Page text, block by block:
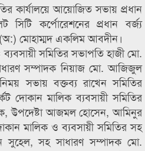
কার্যালয়ে আয়োজিত সভায় প্রধান
সিটি কর্পোরেশনের প্রধান বর্জ্য
(অ:) মোহাম্মদ একলিম আবদীন।
সমিতির সভাপতি হাজী মো.
সম্পাদক নিয়াজ মো. আজিজুল
সভায় বক্তব্য রাখেন সমিতির
দোকান মালিক ব্যবসায়ী সমিতির
উপদেষ্টা আজমল হোসেন, আমিনুর
মালিক ও ব্যবসায়ী সমিতির সহ
সহ সাধারণ সম্পাদক মো.